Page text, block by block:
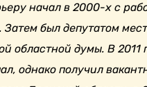
начал в 2000-х с
Затем был депутатом
областной думы. В 2011
однако получил